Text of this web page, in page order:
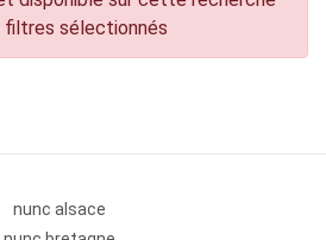
sélectionnés
nunc alsace